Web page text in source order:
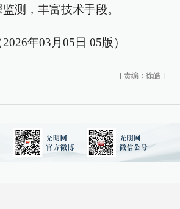
测，丰富技术手段。
年03月05日 05版）
[ 责编：徐皓 ]